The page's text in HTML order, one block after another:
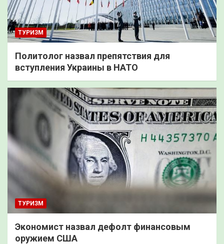
ТУРИЗМ
Политолог назвал препятствия для
вступления Украины в НАТО
ТУРИЗМ
Экономист назвал дефолт финансовым
оружием США